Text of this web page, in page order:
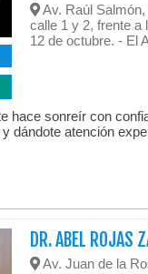
Av. Raúl
calle 1 y 2, frente a
12 de octubre. - El
hace sonreír con
dándote atención
DR. ABEL ROJAS
Av. Juan de la